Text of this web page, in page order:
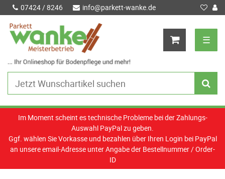
07424 / 8246 info@parkett-wanke.de
☰
Im Moment scheint es technische Probleme bei der Zahlungs-
Auswahl PayPal zu geben.
Ggf. wählen Sie Vorkasse und bezahlen über Ihren Login bei PayPal
an unsere email-Adresse unter Angabe der Bestellnummer / Order-
ID